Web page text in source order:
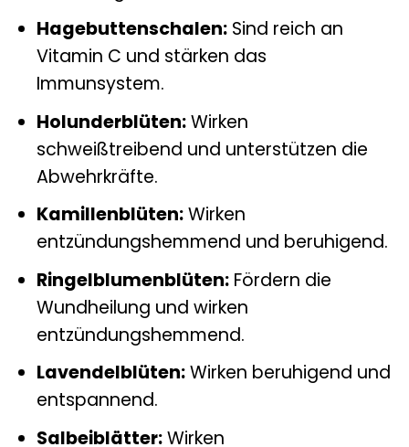
Hagebuttenschalen:Sind reich an
Vitamin C und stärken das
Immunsystem.
Holunderblüten:Wirken
schweißtreibend und unterstützen die
Abwehrkräfte.
Kamillenblüten:Wirken
entzündungshemmend und beruhigend.
Ringelblumenblüten:Fördern die
Wundheilung und wirken
entzündungshemmend.
Lavendelblüten:Wirken beruhigend und
entspannend.
Salbeiblätter:Wirken